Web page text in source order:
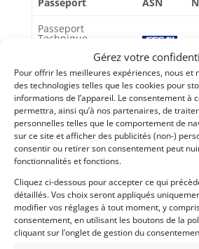
Gérez votre
Pour offrir les meilleures expériences, nous et
des technologies telles que les cookies pour
informations de l’appareil. Le consentement à
permettra, ainsi qu’à nos partenaires, de
personnelles telles que le comportement de
sur ce site et afficher des publicités (non-)
consentir ou retirer son consentement peut
fonctionnalités et fonctions.
Cliquez ci-dessous pour accepter ce qui
détaillés. Vos choix seront appliqués
modifier vos réglages à tout moment, y
consentement, en utilisant les boutons de la
cliquant sur l’onglet de gestion du
Passeport
Technique
Passeport
technique
international
(PTH)
Voir les 5 annonces deCRads
Publié: 1 octobre 2025 (il y a 10 mois)
AUTO
GT Rallye FIA
Grand Tourisme [GT]